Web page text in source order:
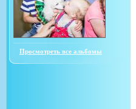
Просмотреть все альбомы